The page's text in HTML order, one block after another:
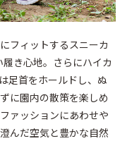
フィットするスニーカ
き心地。さらにハイカ
足首をホールドし、ぬ
に園内の散策を楽しめ
ァッションにあわせや
んだ空気と豊かな自然